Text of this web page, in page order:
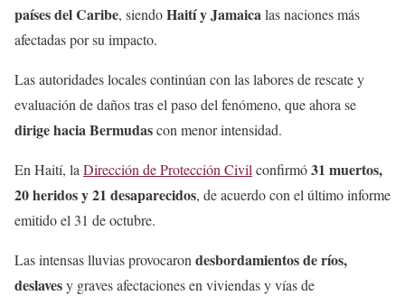
países del Caribe, siendoHaití y Jamaicalas naciones más
afectadas por su impacto.
Las autoridades locales continúan con las labores de rescate y
evaluación de daños tras el paso del fenómeno, que ahora se
dirige hacia Bermudascon menor intensidad.
En Haití, la Dirección de Protección Civil confirmó31 muertos,
20 heridos y 21 desaparecidos, de acuerdo con el último informe
emitido el 31 de octubre.
Las intensas lluvias provocaron desbordamientos de ríos,
deslavesy graves afectaciones en viviendas y vías de